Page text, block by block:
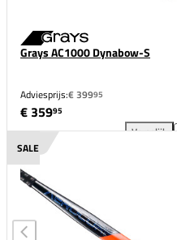
Grays AC1000 Dynabow-S
Adviesprijs:€ 39995
€ 35995
Vergelijk
SALE